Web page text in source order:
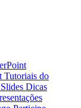
Tutoriais do
Dicas